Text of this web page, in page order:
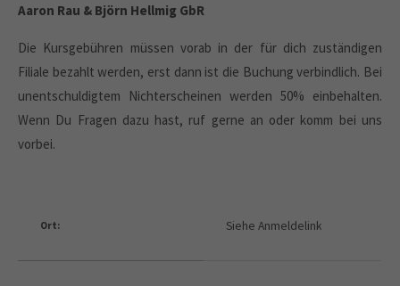
Aaron Rau & Björn Hellmig GbR
Die Kursgebühren müssen vorab in der für dich zuständigen
Filiale bezahlt werden, erst dann ist die Buchung verbindlich. Bei
unentschuldigtem Nichterscheinen werden 50% einbehalten.
Wenn Du Fragen dazu hast, ruf gerne an oder komm bei uns
vorbei.
Ort: Siehe Anmeldelink